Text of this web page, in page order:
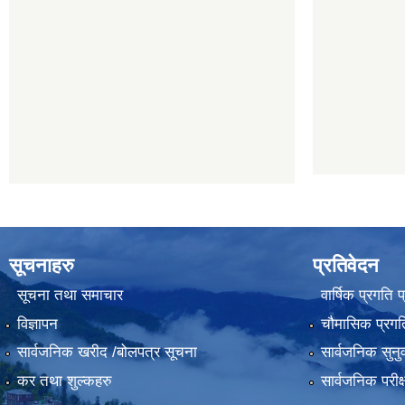
सूचनाहरु
सूचना तथा समाचार
विज्ञापन
सार्वजनिक खरीद /बोलपत्र सूचना
कर तथा शुल्कहरु
प्रतिवेदन
वार्षिक प्रगति
चौमासिक
सार्वजनिक
सार्वजनिक